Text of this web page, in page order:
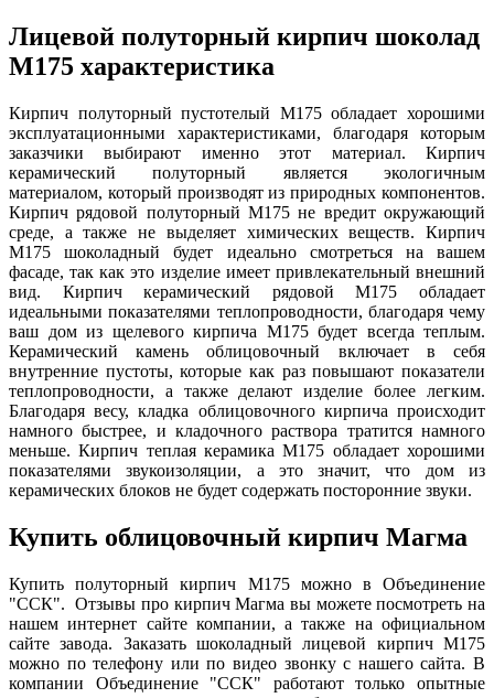
Лицевой полуторный кирпич шоколад
М175 характеристика
Кирпич полуторный пустотелый М175 обладает хорошими
эксплуатационными характеристиками, благодаря которым
заказчики выбирают именно этот материал. Кирпич
керамический полуторный является экологичным
материалом, который производят из природных компонентов.
Кирпич рядовой полуторный М175 не вредит окружающий
среде, а также не выделяет химических веществ. Кирпич
М175 шоколадный будет идеально смотреться на вашем
фасаде, так как это изделие имеет привлекательный внешний
вид. Кирпич керамический рядовой М175 обладает
идеальными показателями теплопроводности, благодаря чему
ваш дом из щелевого кирпича М175 будет всегда теплым.
Керамический камень облицовочный включает в себя
внутренние пустоты, которые как раз повышают показатели
теплопроводности, а также делают изделие более легким.
Благодаря весу, кладка облицовочного кирпича происходит
намного быстрее, и кладочного раствора тратится намного
меньше. Кирпич теплая керамика М175 обладает хорошими
показателями звукоизоляции, а это значит, что дом из
керамических блоков не будет содержать посторонние звуки.
Купить облицовочный кирпич Магма
Купить полуторный кирпич М175 можно в Объединение
"ССК". Отзывы про кирпич Магма вы можете посмотреть на
нашем интернет сайте компании, а также на официальном
сайте завода. Заказать шоколадный лицевой кирпич М175
можно по телефону или по видео звонку с нашего сайта. В
компании Объединение "ССК" работают только опытные